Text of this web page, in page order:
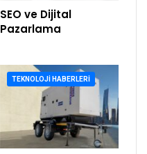
SEO ve Dijital
Pazarlama
TEKNOLOJI HABERLERI